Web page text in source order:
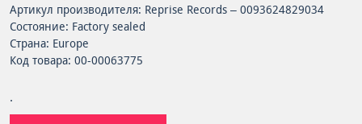
Артикул производителя: Reprise Records – 0093624829034
Состояние: Factory sealed
Страна: Europe
Код товара: 00-00063775
.